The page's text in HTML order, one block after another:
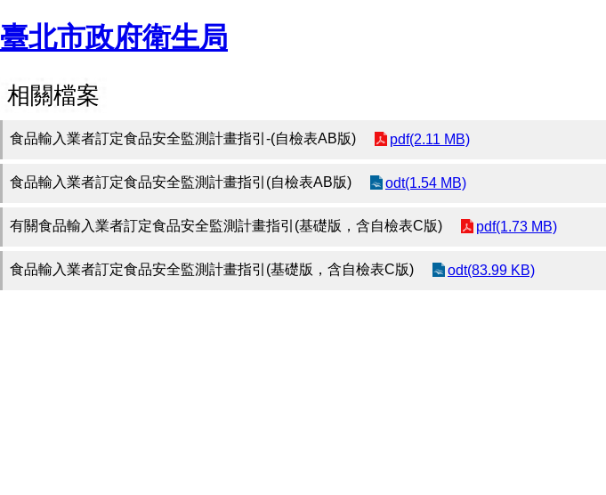
臺北市政府衛生局
相關檔案
食品輸入業者訂定食品安全監測計畫指引-(自檢表AB版) pdf(2.11 MB)
食品輸入業者訂定食品安全監測計畫指引(自檢表AB版) odt(1.54 MB)
有關食品輸入業者訂定食品安全監測計畫指引(基礎版，含自檢表C版) pdf(1.73 MB)
食品輸入業者訂定食品安全監測計畫指引(基礎版，含自檢表C版) odt(83.99 KB)